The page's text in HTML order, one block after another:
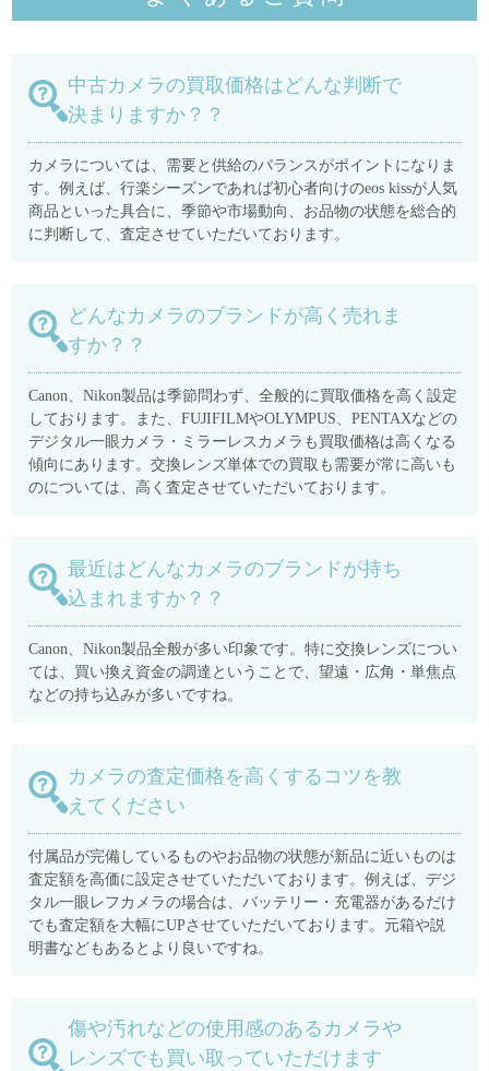
中古カメラの買取価格はどんな判断で
決まりますか？？
カメラについては、需要と供給のバランスがポイントになりま
す。例えば、行楽シーズンであれば初心者向けのeos kissが人気
商品といった具合に、季節や市場動向、お品物の状態を総合的
に判断して、査定させていただいております。
どんなカメラのブランドが高く売れま
すか？？
Canon、Nikon製品は季節問わず、全般的に買取価格を高く設定
しております。また、FUJIFILMやOLYMPUS、PENTAXなどの
デジタル一眼カメラ・ミラーレスカメラも買取価格は高くなる
傾向にあります。交換レンズ単体での買取も需要が常に高いも
のについては、高く査定させていただいております。
最近はどんなカメラのブランドが持ち
込まれますか？？
Canon、Nikon製品全般が多い印象です。特に交換レンズについ
ては、買い換え資金の調達ということで、望遠・広角・単焦点
などの持ち込みが多いですね。
カメラの査定価格を高くするコツを教
えてください
付属品が完備しているものやお品物の状態が新品に近いものは
査定額を高価に設定させていただいております。例えば、デジ
タル一眼レフカメラの場合は、バッテリー・充電器があるだけ
でも査定額を大幅にUPさせていただいております。元箱や説
明書などもあるとより良いですね。
傷や汚れなどの使用感のあるカメラや
レンズでも買い取っていただけます